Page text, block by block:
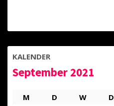
KALENDER
September 2021
M D W D